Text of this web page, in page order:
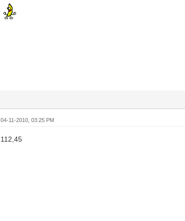
04-11-2010, 03:25 PM
112,45